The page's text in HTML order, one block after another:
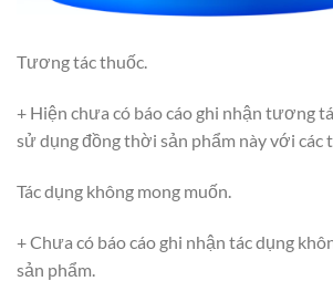
Tương tác thuốc.
+ Hiện chưa có báo cáo ghi nhận tương
sử dụng đồng thời sản phẩm này với các
Tác dụng không mong muốn.
+ Chưa có báo cáo ghi nhận tác dụng
sản phẩm.